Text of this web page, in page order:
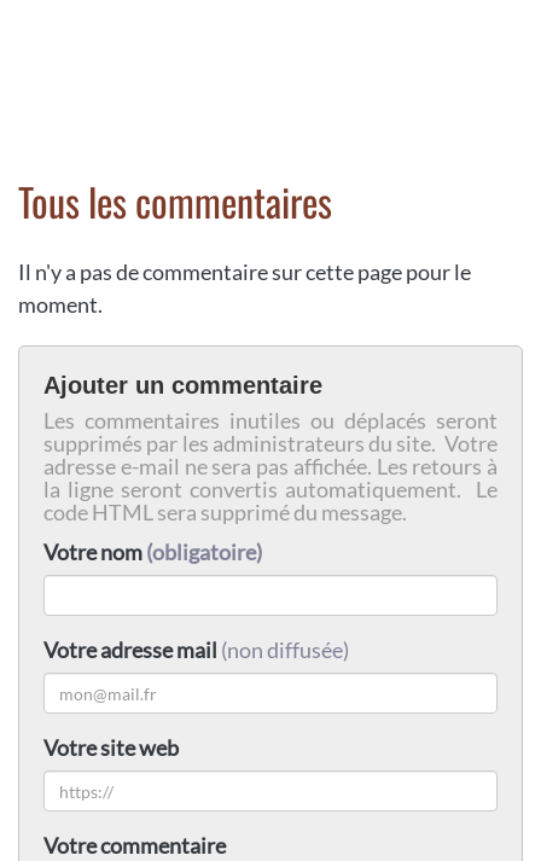
Tous les commentaires
Il n'y a pas de commentaire sur cette page pour le
moment.
Ajouter un commentaire
Les commentaires inutiles ou déplacés seront
supprimés par les administrateurs du site. Votre
adresse e-mail ne sera pas affichée. Les retours à
la ligne seront convertis automatiquement. Le
code HTML sera supprimé du message.
Votre nom(obligatoire)
Votre adresse mail (non diffusée)
Votre site web
Votre commentaire